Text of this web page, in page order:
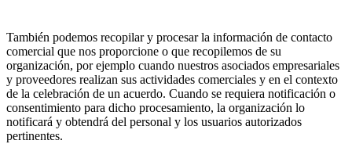
También podemos recopilar y procesar la información de contacto
comercial que nos proporcione o que recopilemos de su
organización, por ejemplo cuando nuestros asociados empresariales
y proveedores realizan sus actividades comerciales y en el contexto
de la celebración de un acuerdo. Cuando se requiera notificación o
consentimiento para dicho procesamiento, la organización lo
notificará y obtendrá del personal y los usuarios autorizados
pertinentes.